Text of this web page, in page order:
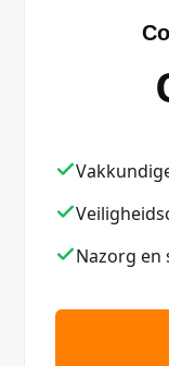
Nazorg en